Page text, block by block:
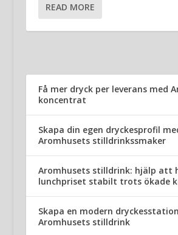
READ MORE
Få mer dryck per leverans med
koncentrat
Skapa din egen dryckesprofil
Aromhusets stilldrinkssmaker
Aromhusets stilldrink: hjälp att
lunchpriset stabilt trots ökade
Skapa en modern
Aromhusets stilldrink